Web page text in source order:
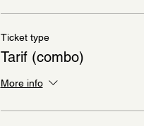
Ticket type
Tarif (combo)
More info